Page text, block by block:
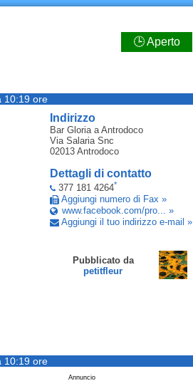
🕒 Aperto
10:19 ore
Indirizzo
Bar Gloriaa Antrodoco
Via Salaria Snc
02013 Antrodoco
Dettagli di contatto
377 181 4264*
Aggiungi numero di Fax »
www.facebook.com/pro... »
Aggiungi il tuo indirizzo e-mail »
Pubblicato da
petitfleur
10:19 ore
Annuncio